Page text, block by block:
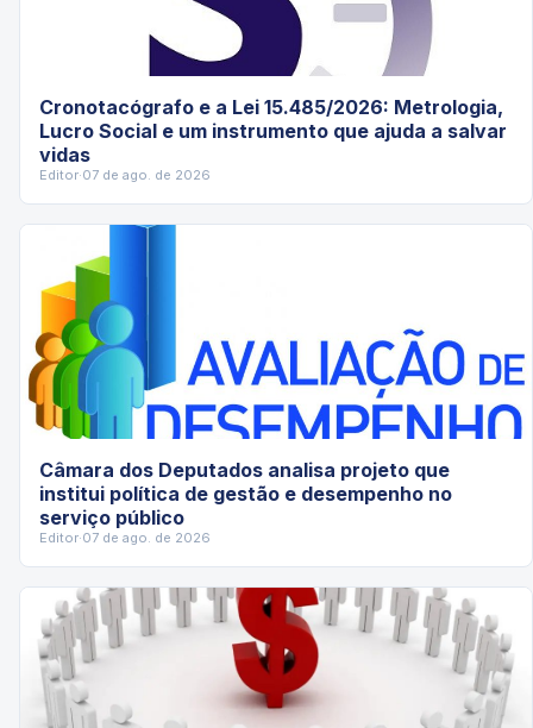
Cronotacógrafo e a Lei 15.485/2026: Metrologia,
Lucro Social e um instrumento que ajuda a salvar
vidas
Editor·07 de ago. de 2026
Câmara dos Deputados analisa projeto que
institui política de gestão e desempenho no
serviço público
Editor·07 de ago. de 2026